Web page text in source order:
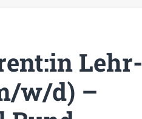
Lehr-
w/d) –